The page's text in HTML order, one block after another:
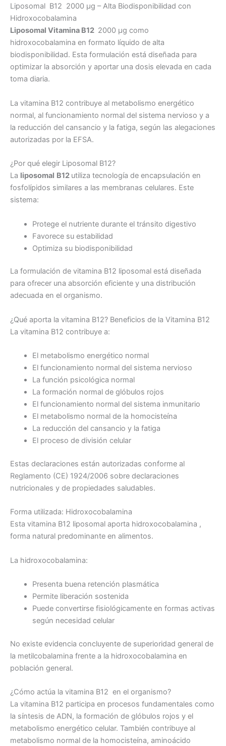
Liposomal B12 2000 µg – Alta Biodisponibilidad con
Hidroxocobalamina
Liposomal Vitamina B12 2000 µg como
hidroxocobalamina en formato líquido de alta
biodisponibilidad. Esta formulación está diseñada para
optimizar la absorción y aportar una dosis elevada en cada
toma diaria.
La vitamina B12 contribuye al metabolismo energético
normal, al funcionamiento normal del sistema nervioso y a
la reducción del cansancio y la fatiga, según las alegaciones
autorizadas por la EFSA.
¿Por qué elegir Liposomal B12?
La liposomal B12 utiliza tecnología de encapsulación en
fosfolípidos similares a las membranas celulares. Este
sistema:
Protege el nutriente durante el tránsito digestivo
Favorece su estabilidad
Optimiza su biodisponibilidad
La formulación de vitamina B12 liposomal está diseñada
para ofrecer una absorción eficiente y una distribución
adecuada en el organismo.
¿Qué aporta la vitamina B12? Beneficios de la Vitamina B12
La vitamina B12 contribuye a:
El metabolismo energético normal
El funcionamiento normal del sistema nervioso
La función psicológica normal
La formación normal de glóbulos rojos
El funcionamiento normal del sistema inmunitario
El metabolismo normal de la homocisteína
La reducción del cansancio y la fatiga
El proceso de división celular
Estas declaraciones están autorizadas conforme al
Reglamento (CE) 1924/2006 sobre declaraciones
nutricionales y de propiedades saludables.
Forma utilizada: Hidroxocobalamina
Esta vitamina B12 liposomal aporta hidroxocobalamina ,
forma natural predominante en alimentos.
La hidroxocobalamina:
Presenta buena retención plasmática
Permite liberación sostenida
Puede convertirse fisiológicamente en formas activas
según necesidad celular
No existe evidencia concluyente de superioridad general de
la metilcobalamina frente a la hidroxocobalamina en
población general.
¿Cómo actúa la vitamina B12 en el organismo?
La vitamina B12 participa en procesos fundamentales como
la síntesis de ADN, la formación de glóbulos rojos y el
metabolismo energético celular. También contribuye al
metabolismo normal de la homocisteína, aminoácido